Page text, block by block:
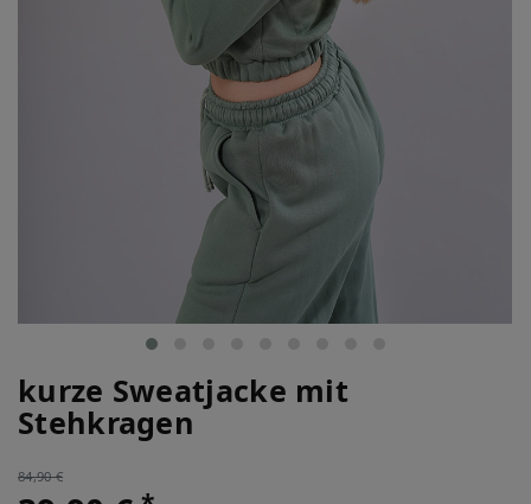
kurze Sweatjacke mit
Stehkragen
84,90 €